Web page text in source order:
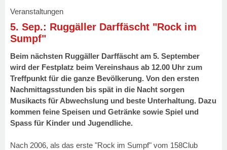
Veranstaltungen
5. Sep.: Ruggäller Darffäscht "Rock im
Sumpf"
Beim nächsten Ruggäller Darffäscht am 5. September
wird der Festplatz beim Vereinshaus ab 12.00 Uhr zum
Treffpunkt für die ganze Bevölkerung. Von den ersten
Nachmittagsstunden bis spät in die Nacht sorgen
Musikacts für Abwechslung und beste Unterhaltung. Dazu
kommen feine Speisen und Getränke sowie Spiel und
Spass für Kinder und Jugendliche.
Nach 2006, als das erste "Rock im Sumpf" vom 158Club